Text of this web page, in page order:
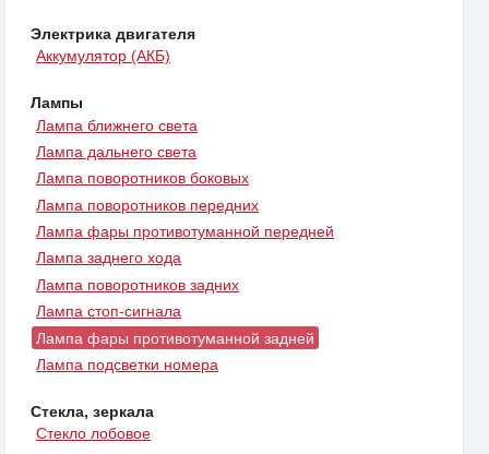
Электрика двигателя
Аккумулятор (АКБ)
Лампы
Лампа ближнего света
Лампа дальнего света
Лампа поворотников боковых
Лампа поворотников передних
Лампа фары противотуманной передней
Лампа заднего хода
Лампа поворотников задних
Лампа стоп-сигнала
Лампа фары противотуманной задней
Лампа подсветки номера
Стекла, зеркала
Стекло лобовое